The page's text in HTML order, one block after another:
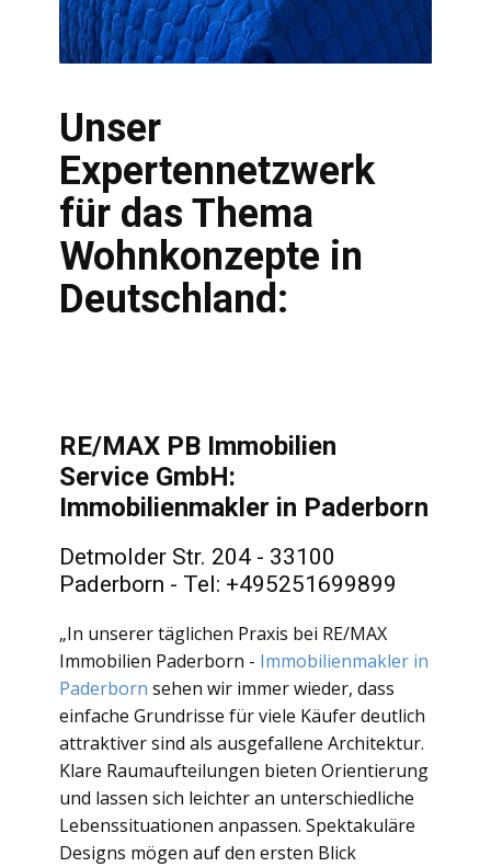
Unser
Expertennetzwerk
für das Thema
Wohnkonzepte in
Deutschland:
RE/MAX PB Immobilien
Service GmbH:
Immobilienmakler in Paderborn
Detmolder Str. 204 - 33100
Paderborn - Tel: +495251699899
„In unserer täglichen Praxis bei RE/MAX
Immobilien Paderborn - Immobilienmakler in
Paderborn sehen wir immer wieder, dass
einfache Grundrisse für viele Käufer deutlich
attraktiver sind als ausgefallene Architektur.
Klare Raumaufteilungen bieten Orientierung
und lassen sich leichter an unterschiedliche
Lebenssituationen anpassen. Spektakuläre
Designs mögen auf den ersten Blick